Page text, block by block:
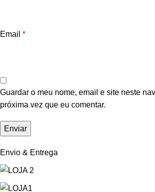
Email *
Guardar o meu nome, email e site neste
próxima vez que eu comentar.
Envio & Entrega